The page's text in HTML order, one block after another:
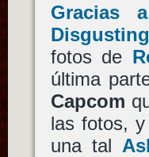
Gracias
Disgusting
fotos de
última
Capcom
las fotos,
una tal